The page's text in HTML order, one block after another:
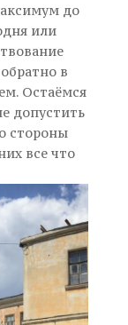
до
или
в
Остаёмся
допустить
стороны
все что